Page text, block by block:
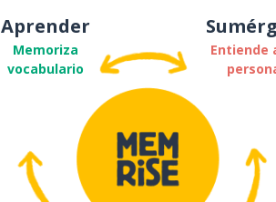
Aprender
Memoriza
vocabulario
Entiende